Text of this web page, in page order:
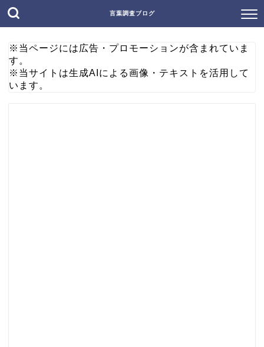
言葉調査ブログ
※当ページには広告・プロモーションが含まれていま
す。
※当サイトは生成AIによる画像・テキストを活用して
います。